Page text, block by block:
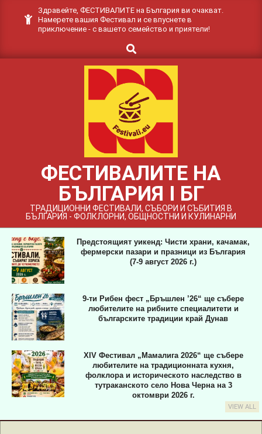
Здравейте, ФЕСТИВАЛИТЕ на България ви очакват.
Намерете вашия Фестивал и се впуснете в
приключение - с вашето семейство и приятели!
Search
ФЕСТИВАЛИТЕ НА
БЪЛГАРИЯ I БГ
ТРАДИЦИОННИ ФЕСТИВАЛИ, СЪБОРИ И СЪБИТИЯ В
БЪЛГАРИЯ - ФОЛКЛОРНИ, ОБЩНОСТНИ И КУЛИНАРНИ
Предстоящият уикенд: Чисти храни, качамак,
фермерски пазари и празници из България
(7-9 август 2026 г.)
9-ти Рибен фест „Бръшлен ’26“ ще събере
любителите на рибните специалитети и
българските традиции край Дунав
XIV Фестивал „Мамалига 2026“ ще събере
любителите на традиционната кухня,
фолклора и историческото наследство в
тутраканското село Нова Черна на 3
октомври 2026 г.
VIEW ALL